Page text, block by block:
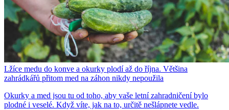
Lžíce medu do konve a okurky plodí až do října. Většina
zahrádkářů přitom med na záhon nikdy nepoužila
Okurky a med jsou tu od toho, aby vaše letní zahradničení bylo
plodné i veselé. Když víte, jak na to, určitě nešlápnete vedle.